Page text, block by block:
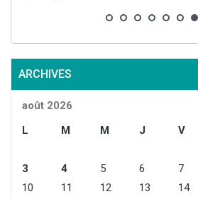
ARCHIVES
août 2026
L
M M J V
3
4 5 6 7
10
11 12 13 14